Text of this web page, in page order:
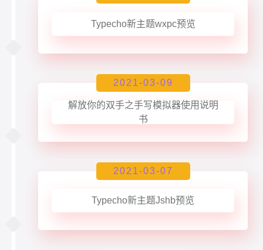
Typecho新主题wxpc预览
2021-03-09
解放你的双手之手写模拟器使用说明
书
2021-03-07
Typecho新主题Jshb预览